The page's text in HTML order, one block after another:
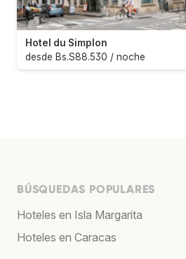
Hotel du Simplon
desde Bs.S88.530 / noche
BÚSQUEDAS POPULARES
Hoteles en Isla Margarita
Hoteles en Caracas